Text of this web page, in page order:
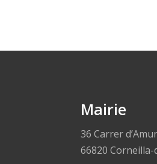
Mairie
36 Carrer
66820